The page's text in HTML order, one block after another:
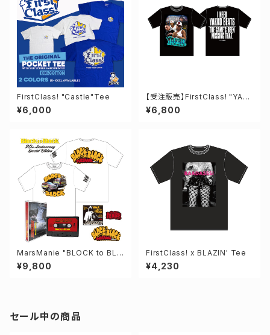
FirstClass! "Castle"Tee
¥6,000
【受注販売】FirstClass! "YAK
KO"tee
¥6,800
MarsManie "BLOCK to BLO
CK" 20th Special Pac
¥9,800
FirstClass! x BLAZIN' Tee
¥4,230
セール中の商品